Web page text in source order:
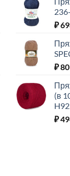
₽
₽
(в
₽